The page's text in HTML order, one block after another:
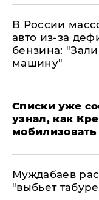
В России
авто из-за
бензина:
машину"
Списки уже
узнал, как
Муждабаев
"выбьет